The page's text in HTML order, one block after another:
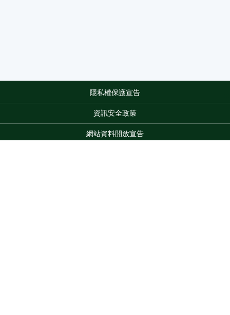
隱私權保護宣告
資訊安全政策
網站資料開放宣告